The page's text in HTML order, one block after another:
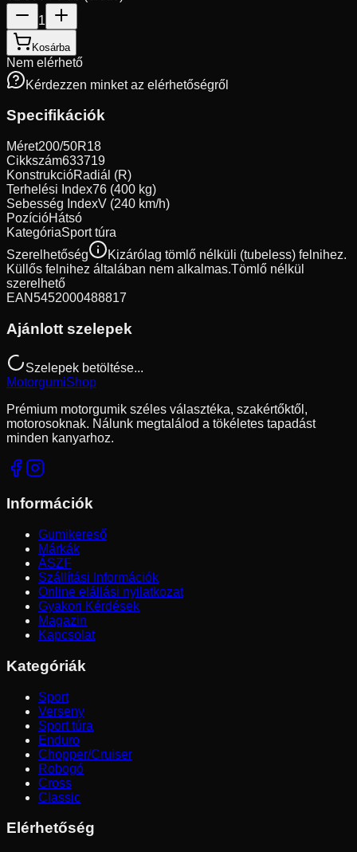
1
Kosárba
Nem elérhető
Kérdezzen minket az elérhetőségről
Specifikációk
Méret200/50R18
Cikkszám633719
KonstrukcióRadiál (R)
Terhelési Index76 (400 kg)
Sebesség IndexV (240 km/h)
PozícióHátsó
KategóriaSport túra
Szerelhetőség
Kizárólag tömlő nélküli (tubeless) felnihez.
Küllős felnihez általában nem alkalmas.Tömlő nélkül
szerelhető
EAN5452000488817
Ajánlott szelepek
Szelepek betöltése...
MotorgumiShop
Prémium motorgumik széles választéka, szakértőktől,
motorosoknak. Nálunk megtalálod a tökéletes tapadást
minden kanyarhoz.
Információk
Gumikereső
Márkák
ÁSZF
Szállítási Információk
Online elállási nyilatkozat
Gyakori Kérdések
Magazin
Kapcsolat
Kategóriák
Sport
Verseny
Sport túra
Enduro
Chopper/Cruiser
Robogó
Cross
Classic
Elérhetőség